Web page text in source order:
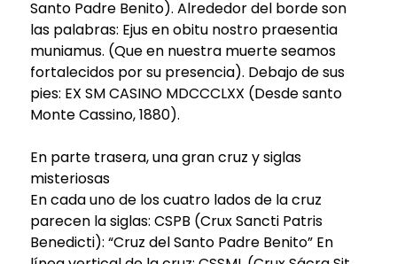
Santo Padre Benito). Alrededor del borde son
las palabras: Ejus en obitu nostro praesentia
muniamus. (Que en nuestra muerte seamos
fortalecidos por su presencia). Debajo de sus
pies: EX SM CASINO MDCCCLXX (Desde santo
Monte Cassino, 1880).
En parte trasera, una gran cruz y siglas
misteriosas
En cada uno de los cuatro lados de la cruz
parecen la siglas: CSPB (Crux Sancti Patris
Benedicti): “Cruz del Santo Padre Benito” En